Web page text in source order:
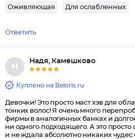
Оживляющая Для ослабленных
Ответить
Н
Надя, Камешково
Куплено на Beloris.ru
Девочки! Это просто маст хэв для
тонких волос! Я очень много
фирмы в аналогичных банках и
ни одного подходящего. А это
и не ждала абсолютно никаких чудес